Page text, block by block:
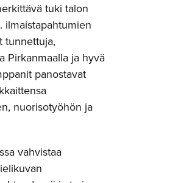
tuki talon
ilmaistapahtumien
tunnettuja,
Pirkanmaalla ja hyvä
panostavat
nuorisotyöhön ja
vahvistaa